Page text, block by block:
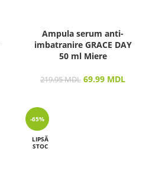
Ampula serum anti-
imbatranire GRACE DAY
50 ml Miere
219.95MDL 69.99 MDL
-65%
LIPSĂ
STOC